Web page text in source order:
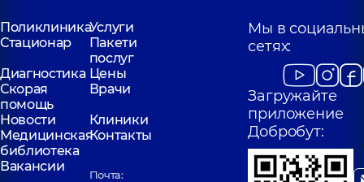
ПоликлиникаУслуги
Стационар
Пакети
послуг
Диагностика Цены
Скорая
помощь
Врачи
Новости
Клиники
Медицинская
библиотека
Контакты
Вакансии
Почта:
Мы в
сетях:
Загружайте
приложение
Добробут: